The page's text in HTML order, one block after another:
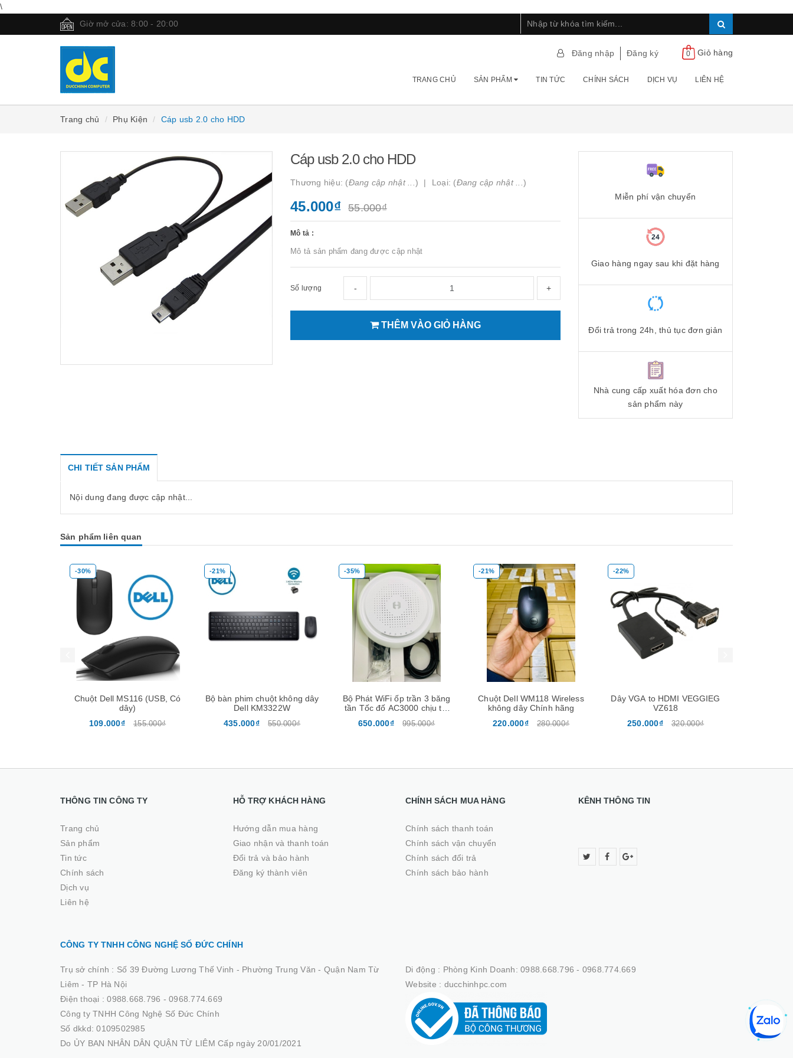
\
Giờ mở cửa: 8:00 - 20:00
Đăng nhập Đăng ký 0 Giỏ hàng
TRANG CHỦ SẢN PHẨM TIN TỨC CHÍNH SÁCH DỊCH VỤ LIÊN HỆ
Trang chủ Phụ Kiện Cáp usb 2.0 cho HDD
Cáp usb 2.0 cho HDD
Thương hiệu: (Đang cập nhật ... ) Loại: (Đang cập nhật ... )
45.000₫ 55.000₫
Mô tả :
Mô tả sản phẩm đang được cập nhật
Số lượng - +
THÊM VÀO GIỎ HÀNG
Miễn phí vận chuyển
Giao hàng ngay sau khi đặt hàng
Đổi trả trong 24h, thủ tục đơn giản
Nhà cung cấp xuất hóa đơn cho
sản phẩm này
CHI TIẾT SẢN PHẨM
Nội dung đang được cập nhật...
Sản phẩm liên quan
-30%
Xem nhanh
Chuột Dell MS116 (USB, Có
dây)
109.000₫
155.000₫
-21%
Xem nhanh
Bộ bàn phim chuột không dây
Dell KM3322W
435.000₫
550.000₫
-35%
Mua hàng Xem nhanh
Bộ Phát WiFi ốp trần 3 băng
tần Tốc đố AC3000 chịu tải
650.000₫ 995.000₫
-21%
Mua hàng
Chuột Dell WM118 Wireless
không dây Chính hãng
220.000₫
280.000₫
-22%
Mua hàng
Dây VGA to HDMI VEGGIEG
VZ618
250.000₫
320.000₫
Mua hàng Mua hàng
THÔNG TIN CÔNG TY
Trang chủ
Sản phẩm
Tin tức
Chính sách
Dịch vụ
Liên hệ
HỖ TRỢ KHÁCH HÀNG
Hướng dẫn mua hàng
Giao nhận và thanh toán
Đổi trả và bảo hành
Đăng ký thành viên
CHÍNH SÁCH MUA HÀNG
Chính sách thanh toán
Chính sách vận chuyển
Chính sách đổi trả
Chính sách bảo hành
KÊNH THÔNG TIN
CÔNG TY TNHH CÔNG NGHỆ SỐ ĐỨC CHÍNH
Trụ sở chính : Số 39 Đường Lương Thế Vinh - Phường Trung Văn - Quận Nam Từ
Liêm - TP Hà Nội
Điện thoại :0988.668.796 - 0968.774.669
Công ty TNHH Công Nghệ Số Đức Chính
Số dkkd: 0109502985
Do ỦY BAN NHÂN DÂN QUẬN TỪ LIÊM Cấp ngày 20/01/2021
Di động : Phòng Kinh Doanh: 0988.668.796 - 0968.774.669
Website : ducchinhpc.com